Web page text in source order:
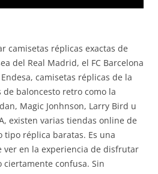
camisetas réplicas exactas de
del Real Madrid, el FC Barcelona
camisetas réplicas de la
de baloncesto retro como la
Magic Jonhnson, Larry Bird u
existen varias tiendas online de
tipo réplica baratas. Es una
ver en la experiencia de disfrutar
confusa. Sin